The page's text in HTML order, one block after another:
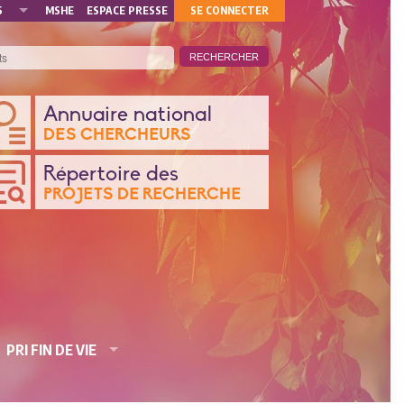
Annuaire national
DES CHERCHEURS
Répertoire des
PROJETS DE RECHERCHE
PRI FIN DE VIE
MSHE ESPACE PRESSE
MON
COMPTE
SE CONNECTER